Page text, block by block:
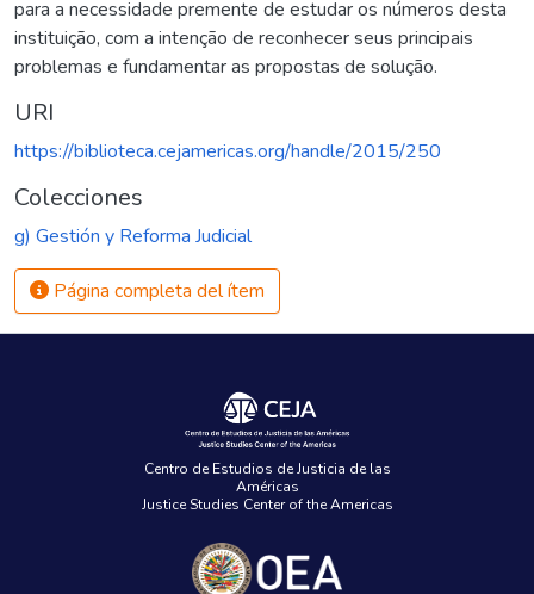
para a necessidade premente de estudar os números desta
instituição, com a intenção de reconhecer seus principais
problemas e fundamentar as propostas de solução.
URI
https://biblioteca.cejamericas.org/handle/2015/250
Colecciones
g) Gestión y Reforma Judicial
Página completa del ítem
Centro de Estudios de Justicia de las
Américas
Justice Studies Center of the Americas